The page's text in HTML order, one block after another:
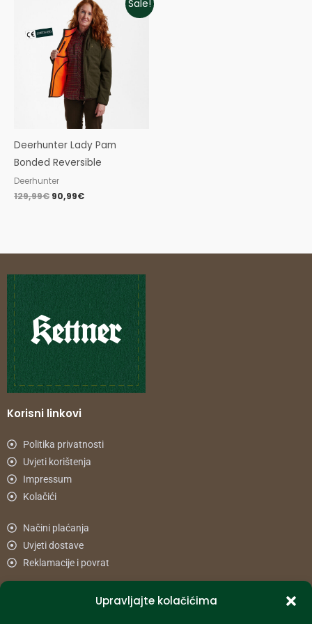
Upravljajte kolačićima
Sale!
Deerhunter Lady Pam
Bonded Reversible
Deerhunter
129,99€
price
was:
129,99€.
90,99€
price
is:
90,99€.
Korisni linkovi
Politika privatnosti
Uvjeti korištenja
Impressum
Kolačići
Načini plaćanja
Uvjeti dostave
Reklamacije i povrat